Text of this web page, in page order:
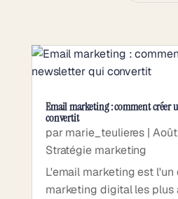
Email marketing : comment créer
convertit
parmarie_teulieres |
Stratégie marketing
L'email marketing est
marketing digital les plus